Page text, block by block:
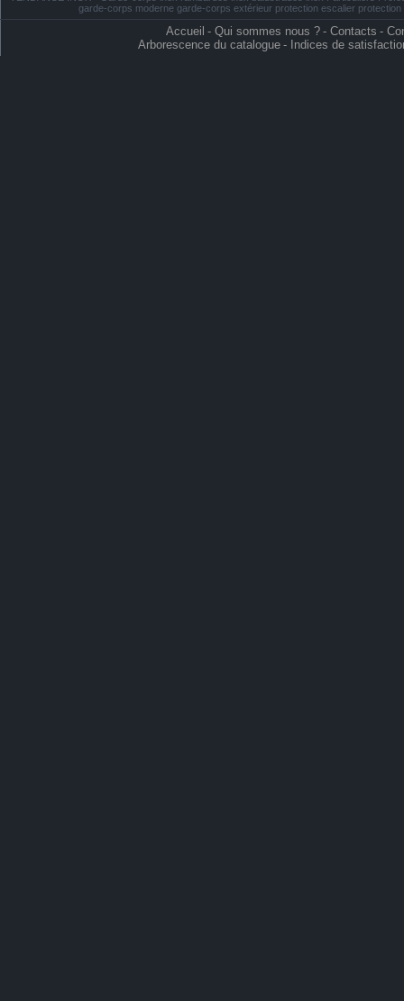
garde-corps moderne garde-corps extérieur protection escalier
Accueil - Qui sommes nous ? - Contacts -
Arborescence du catalogue - Indices de